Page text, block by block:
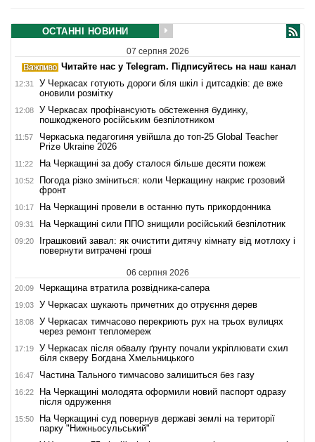
ОСТАННІ НОВИНИ
07 серпня 2026
Читайте нас у Telegram. Підписуйтесь на наш канал
12:31
У Черкасах готують дороги біля шкіл і дитсадків: де вже
оновили розмітку
12:08
У Черкасах профінансують обстеження будинку,
пошкодженого російським безпілотником
11:57
Черкаська педагогиня увійшла до топ-25 Global Teacher
Prize Ukraine 2026
11:22 На Черкащині за добу сталося більше десяти пожеж
10:52
Погода різко зміниться: коли Черкащину накриє грозовий
фронт
10:17 На Черкащині провели в останню путь прикордонника
09:31 На Черкащині сили ППО знищили російський безпілотник
09:20
Іграшковий завал: як очистити дитячу кімнату від мотлоху і
повернути витрачені гроші
06 серпня 2026
20:09 Черкащина втратила розвідника-сапера
19:03 У Черкасах шукають причетних до отруєння дерев
18:08
У Черкасах тимчасово перекриють рух на трьох вулицях
через ремонт тепломереж
17:19
У Черкасах після обвалу ґрунту почали укріплювати схил
біля скверу Богдана Хмельницького
16:47 Частина Тального тимчасово залишиться без газу
16:22
На Черкащині молодята оформили новий паспорт одразу
після одруження
15:50
На Черкащині суд повернув державі землі на території
парку "Нижньосульський"